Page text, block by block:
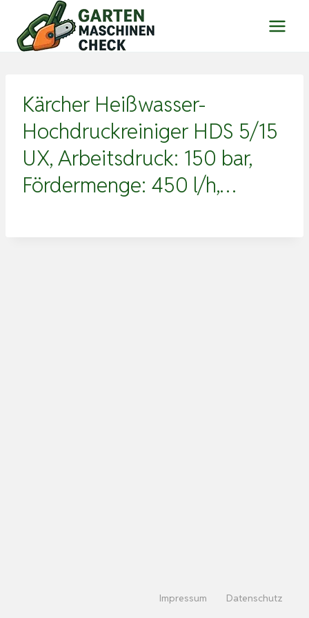
Inhalt
springen
Kärcher Heißwasser-
Hochdruckreiniger HDS 5/15
UX, Arbeitsdruck: 150 bar,
Fördermenge: 450 l/h,…
Impressum Datenschutz